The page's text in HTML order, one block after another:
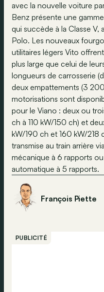
avec la nouvelle voiture
Benz présente une
qui succède à la Classe
Polo. Les nouveaux
utilitaires légers Vito
plus large que celui de
longueurs de carrosserie
deux empattements (3
motorisations sont
pour le Viano : deux ou
ch à 110 kW/150 ch) et
kW/190 ch et 160 kW/218
transmise au train arrière
mécanique à 6 rapports
automatique à 5 rapports.
François Piette
PUBLICITÉ